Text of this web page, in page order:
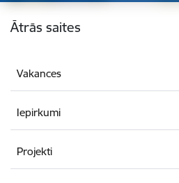
Kājene
Ātrās saites
Vakances
Iepirkumi
Projekti